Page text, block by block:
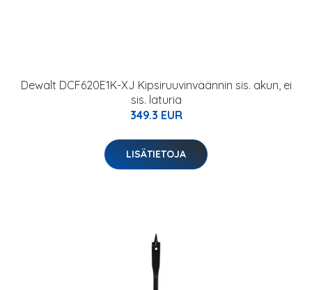
Dewalt DCF620E1K-XJ Kipsiruuvinväännin sis. akun, ei
sis. laturia
349.3 EUR
LISÄTIETOJA